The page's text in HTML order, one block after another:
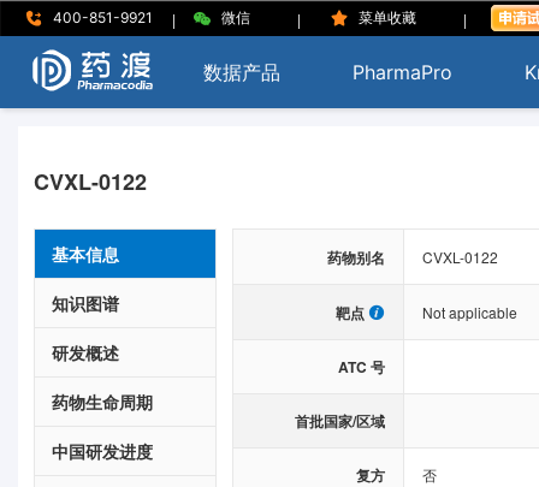
400-851-9921 | 微信 | 菜单收藏 |
数据产品 PharmaPro
CVXL-0122
基本信息
知识图谱
研发概述
药物生命周期
中国研发进度
药物别名 CVXL-0122
靶点 Not applicable
ATC 号
首批国家/区域
复方 否